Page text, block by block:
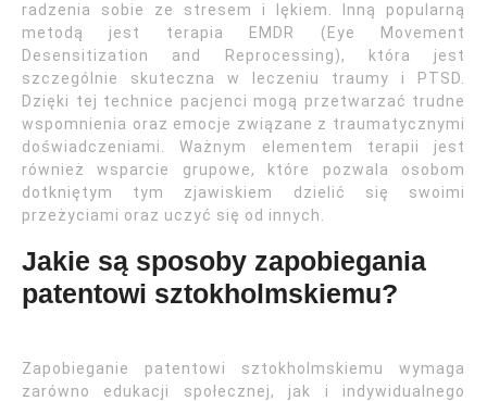
radzenia sobie ze stresem i lękiem. Inną popularną
metodą jest terapia EMDR (Eye Movement
Desensitization and Reprocessing), która jest
szczególnie skuteczna w leczeniu traumy i PTSD.
Dzięki tej technice pacjenci mogą przetwarzać trudne
wspomnienia oraz emocje związane z traumatycznymi
doświadczeniami. Ważnym elementem terapii jest
również wsparcie grupowe, które pozwala osobom
dotkniętym tym zjawiskiem dzielić się swoimi
przeżyciami oraz uczyć się od innych.
Jakie są sposoby zapobiegania
patentowi sztokholmskiemu?
Zapobieganie patentowi sztokholmskiemu wymaga
zarówno edukacji społecznej, jak i indywidualnego